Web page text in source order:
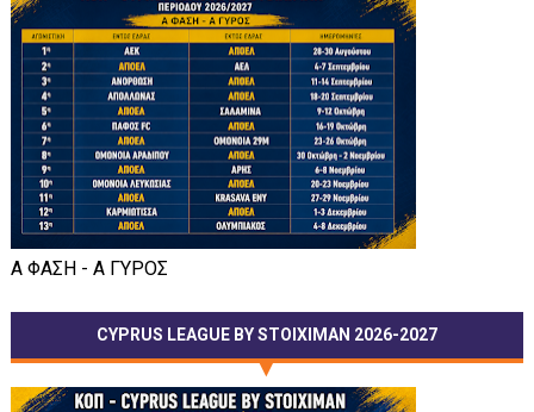
Α ΦΑΣΗ - Α ΓΥΡΟΣ
CYPRUS LEAGUE BY STOIXIMAN 2026-2027